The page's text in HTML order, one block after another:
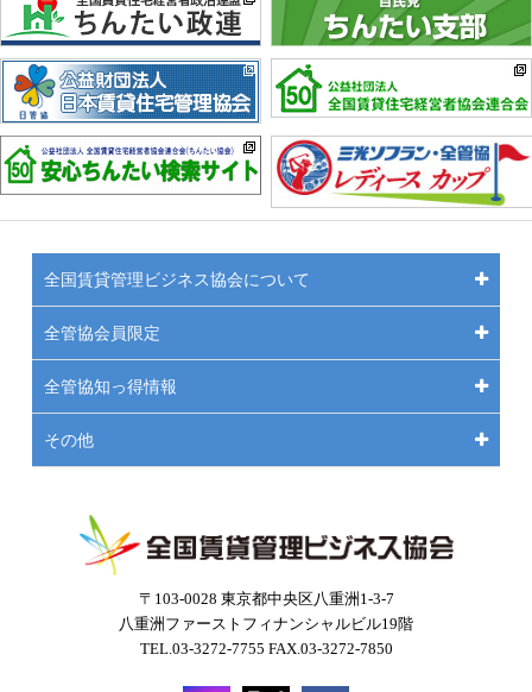
〒103-0028 東京都中央区八重洲1-3-7
八重洲ファーストフィナンシャルビル19階
TEL.03-3272-7755 FAX.03-3272-7850
全国賃貸管理ビジネス協会について
全管協会員限定
全管協知っ得情報
その他